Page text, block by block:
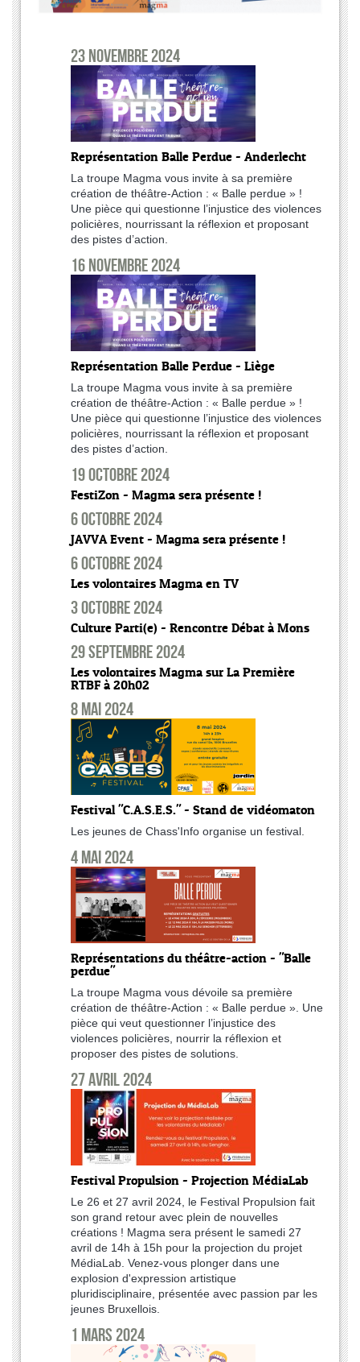
23 novembre 2024
Représentation Balle Perdue - Anderlecht
La troupe Magma vous invite à sa première
création de théâtre-Action : « Balle perdue » !
Une pièce qui questionne l’injustice des violences
policières, nourrissant la réflexion et proposant
des pistes d’action.
16 novembre 2024
Représentation Balle Perdue - Liège
La troupe Magma vous invite à sa première
création de théâtre-Action : « Balle perdue » !
Une pièce qui questionne l’injustice des violences
policières, nourrissant la réflexion et proposant
des pistes d’action.
19 octobre 2024
FestiZon - Magma sera présente !
6 octobre 2024
JAVVA Event - Magma sera présente !
6 octobre 2024
Les volontaires Magma en TV
3 octobre 2024
Culture Parti(e) - Rencontre Débat à Mons
29 septembre 2024
Les volontaires Magma sur La Première
RTBF à 20h02
8 mai 2024
Festival "C.A.S.E.S." - Stand de vidéomaton
Les jeunes de Chass'Info organise un festival.
4 mai 2024
Représentations du théâtre-action - "Balle
perdue"
La troupe Magma vous dévoile sa première
création de théâtre-Action : « Balle perdue ». Une
pièce qui veut questionner l’injustice des
violences policières, nourrir la réflexion et
proposer des pistes de solutions.
27 avril 2024
Festival Propulsion - Projection MédiaLab
Le 26 et 27 avril 2024, le Festival Propulsion fait
son grand retour avec plein de nouvelles
créations ! Magma sera présent le samedi 27
avril de 14h à 15h pour la projection du projet
MédiaLab. Venez-vous plonger dans une
explosion d'expression artistique
pluridisciplinaire, présentée avec passion par les
jeunes Bruxellois.
1 mars 2024